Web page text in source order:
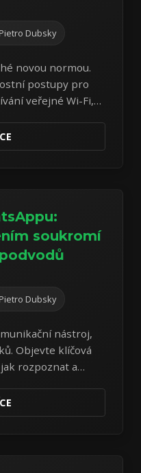
Pietro Dubsky
novou normou.
postupy pro
veřejné Wi-Fi,
soukromí
Pietro Dubsky
nástroj,
Objevte klíčová
rozpoznat a